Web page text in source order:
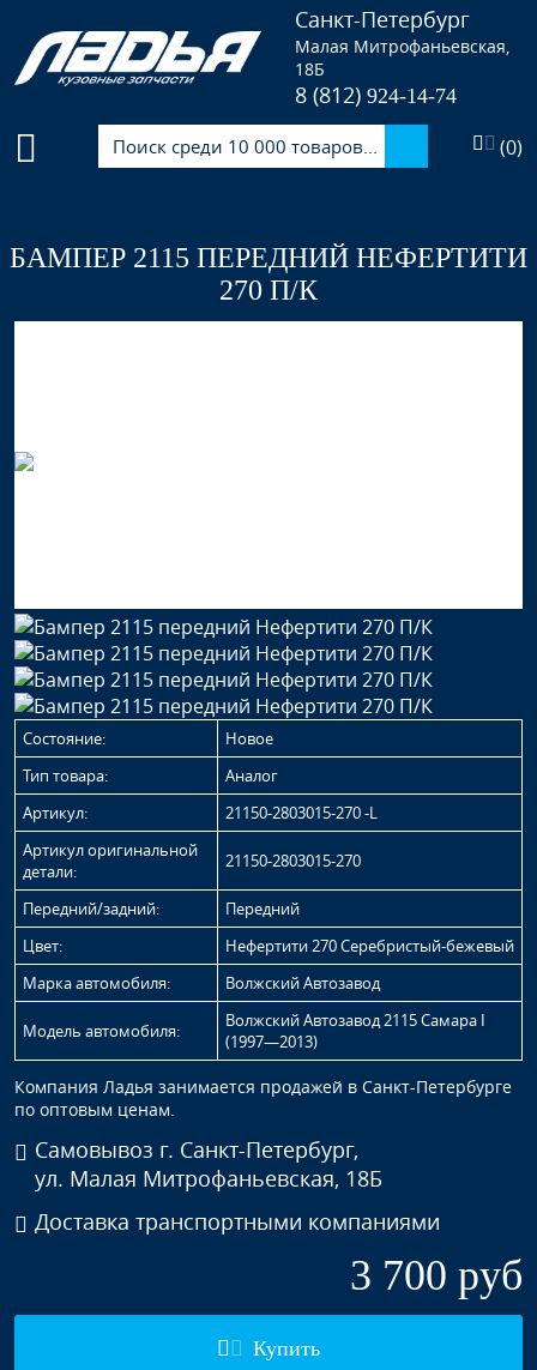
Санкт-Петербург
Малая Митрофаньевская,
18Б
8 (812)924-14-74
(0)
БАМПЕР 2115 ПЕРЕДНИЙ НЕФЕРТИТИ
270 П/К
Состояние:
Новое
Тип товара:
Аналог
Артикул:
21150-2803015-270 -L
Артикул оригинальной
детали:
21150-2803015-270
Передний/задний:
Передний
Цвет:
Нефертити 270 Серебристый-бежевый
Марка автомобиля:
Волжский Автозавод
Модель автомобиля:
Волжский Автозавод 2115 Самара I
(1997—2013)
Компания Ладья занимается продажей в Санкт-Петербурге
по оптовым ценам.
Самовывоз г. Санкт-Петербург,
ул. Малая Митрофаньевская, 18Б
Доставка транспортными компаниями
3 700 руб
Купить